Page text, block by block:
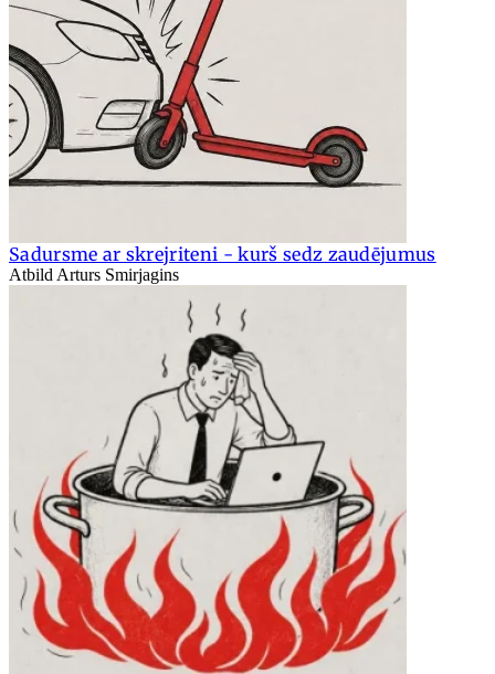
Sadursme ar skrejriteni - kurš sedz zaudējumus
Atbild Arturs Smirjagins